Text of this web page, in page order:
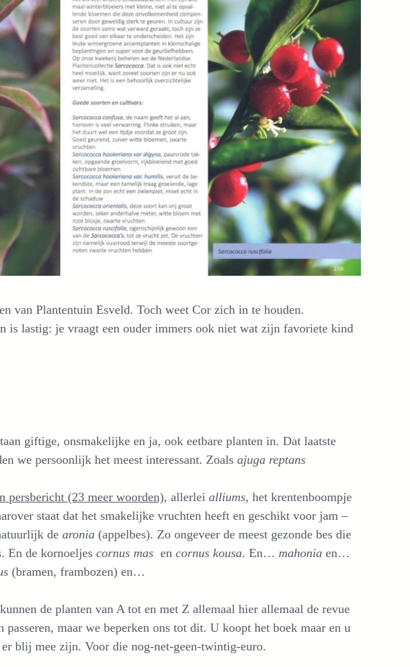
van Plantentuin Esveld. Toch weet Cor zich in te houden.
is lastig: je vraagt een ouder immers ook niet wat zijn favoriete kind
giftige, onsmakelijke en ja, ook eetbare planten in. Dat laatste
we persoonlijk het meest interessant. Zoals ajuga reptans
persbericht (23 meer woorden), allerlei alliums, het krentenboompje
staat dat het smakelijke vruchten heeft en geschikt voor jam –
de aronia (appelbes). Zo ongeveer de meest gezonde bes die
En de kornoeljes cornus mas en cornus kousa. En… mahonia en…
(bramen, frambozen) en…
de planten van A tot en met Z allemaal hier allemaal de revue
passeren, maar we beperken ons tot dit. U koopt het boek maar en u
blij mee zijn. Voor die nog-net-geen-twintig-euro.